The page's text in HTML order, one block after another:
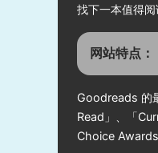
找下一本值得
网站特点：
Goodreads 的
Read」、「
Choice Awards